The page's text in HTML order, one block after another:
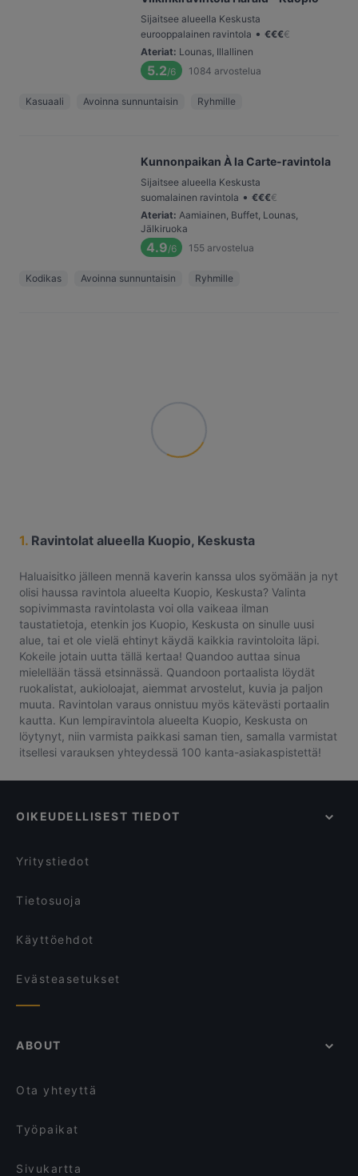
Sijaitsee alueella Keskusta
eurooppalainen ravintola • €€€€
Ateriat: Lounas, Illallinen
5.2/6 1084 arvostelua
Kasuaali Avoinna sunnuntaisin Ryhmille
Kunnonpaikan À la Carte-ravintola
Sijaitsee alueella Keskusta
suomalainen ravintola • €€€€
Ateriat: Aamiainen, Buffet, Lounas,
Jälkiruoka
4.9/6 155 arvostelua
Kodikas Avoinna sunnuntaisin Ryhmille
1. Ravintolat alueella Kuopio, Keskusta
Haluaisitko jälleen mennä kaverin kanssa ulos syömään ja nyt
olisi haussa ravintola alueelta Kuopio, Keskusta? Valinta
sopivimmasta ravintolasta voi olla vaikeaa ilman
taustatietoja, etenkin jos Kuopio, Keskusta on sinulle uusi
alue, tai et ole vielä ehtinyt käydä kaikkia ravintoloita läpi.
Kokeile jotain uutta tällä kertaa! Quandoo auttaa sinua
mielellään tässä etsinnässä. Quandoon portaalista löydät
ruokalistat, aukioloajat, aiemmat arvostelut, kuvia ja paljon
muuta. Ravintolan varaus onnistuu myös kätevästi portaalin
kautta. Kun lempiravintola alueelta Kuopio, Keskusta on
löytynyt, niin varmista paikkasi saman tien, samalla varmistat
itsellesi varauksen yhteydessä 100 kanta-asiakaspistettä!
OIKEUDELLISEST TIEDOT
Yritystiedot
Tietosuoja
Käyttöehdot
Evästeasetukset
ABOUT
Ota yhteyttä
Työpaikat
Sivukartta